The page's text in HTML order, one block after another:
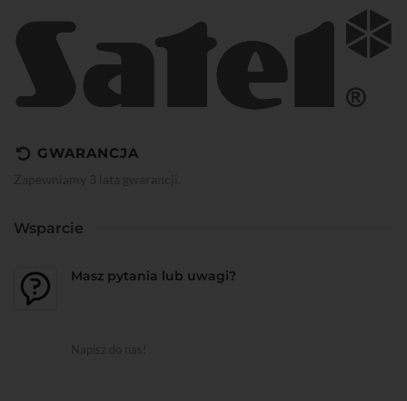
GWARANCJA
Wsparcie
Masz pytania lub uwagi?